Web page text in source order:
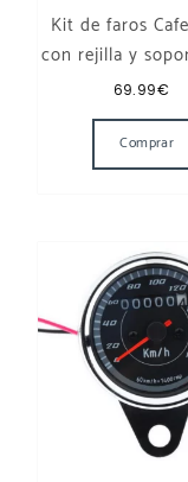
Kit de faros
con rejilla y
69.99€
Comprar